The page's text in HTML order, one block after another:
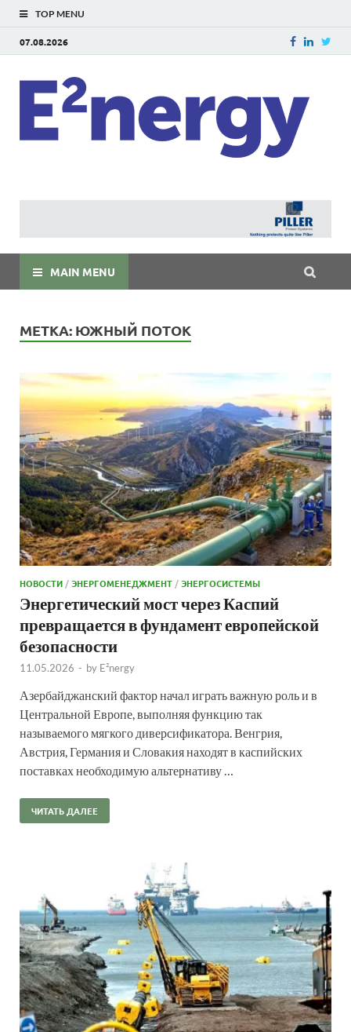
TOP MENU
07.08.2026
MAIN MENU
МЕТКА: ЮЖНЫЙ ПОТОК
НОВОСТИ /ЭНЕРГОМЕНЕДЖМЕНТ /ЭНЕРГОСИСТЕМЫ
Энергетический мост через Каспий
превращается в фундамент европейской
безопасности
11.05.2026 - by E²nergy
Азербайджанский фактор начал играть важную роль и в
Центральной Европе, выполняя функцию так
называемого мягкого диверсификатора. Венгрия,
Австрия, Германия и Словакия находят в каспийских
поставках необходимую альтернативу …
ЧИТАТЬ ДАЛЕЕ